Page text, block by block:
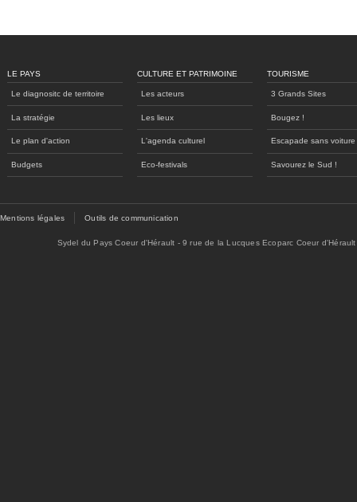
LE PAYS
Le diagnositc de territoire
La stratégie
Le plan d'action
Budgets
CULTURE ET PATRIMOINE
Les acteurs
Les lieux
L'agenda culturel
Eco-festivals
TOURISME
3 Grands Sites
Bougez !
Escapade sans voiture
Savourez le Sud !
Mentions légales Outils de communication
Sydel du Pays Coeur d'Hérault - 9 rue de la Lucques Ecoparc Coeur